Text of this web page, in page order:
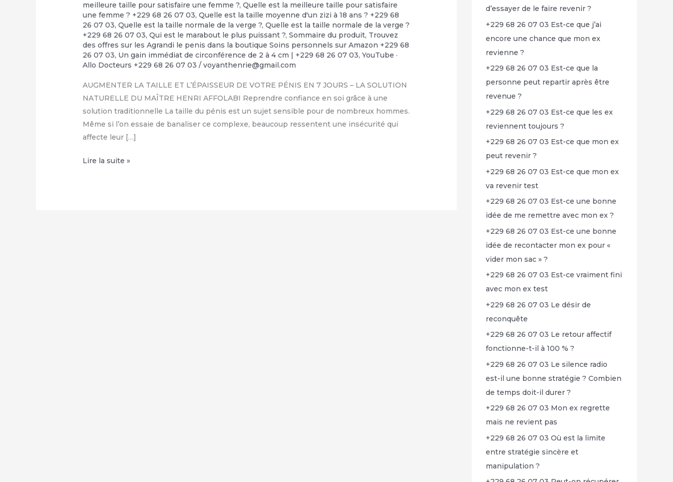
meilleure taille pour satisfaire une femme ?,Quelle est la meilleure taille pour satisfaire
une femme ? +229 68 26 07 03,Quelle est la taille moyenne d'un zizi à 18 ans ? +229 68
26 07 03,Quelle est la taille normale de la verge ?,Quelle est la taille normale de la verge ?
+229 68 26 07 03,Qui est le marabout le plus puissant ?,Sommaire du produit, Trouvez
des offres sur les Agrandi le penis dans la boutique Soins personnels sur Amazon +229 68
26 07 03, Un gain immédiat de circonférence de 2 à 4 cm | +229 68 26 07 03,YouTube ·
Allo Docteurs +229 68 26 07 03 /voyanthenrie@gmail.com
AUGMENTER LA TAILLE ET L’ÉPAISSEUR DE VOTRE PÉNIS EN 7 JOURS – LA SOLUTION
NATURELLE DU MAÎTRE HENRI AFFOLABI Reprendre confiance en soi grâce à une
solution traditionnelle La taille du pénis est un sujet sensible pour de nombreux hommes.
Même si l’on essaie de banaliser ce complexe, beaucoup ressentent une insécurité qui
affecte leur […]
COMMENT
Lire la suite »
d’essayer de le faire revenir ?
+229 68 26 07 03 Est-ce que j’ai
encore une chance que mon ex
revienne ?
+229 68 26 07 03 Est-ce que la
personne peut repartir après être
revenue ?
+229 68 26 07 03 Est-ce que les ex
reviennent toujours ?
+229 68 26 07 03 Est-ce que mon ex
peut revenir ?
+229 68 26 07 03 Est-ce que mon ex
va revenir test
+229 68 26 07 03 Est-ce une bonne
idée de me remettre avec mon ex ?
+229 68 26 07 03 Est-ce une bonne
idée de recontacter mon ex pour «
vider mon sac » ?
+229 68 26 07 03 Est-ce vraiment fini
avec mon ex test
+229 68 26 07 03 Le désir de
reconquête
+229 68 26 07 03 Le retour affectif
fonctionne-t-il à 100 % ?
+229 68 26 07 03 Le silence radio
est-il une bonne stratégie ? Combien
de temps doit-il durer ?
+229 68 26 07 03 Mon ex regrette
mais ne revient pas
+229 68 26 07 03 Où est la limite
entre stratégie sincère et
manipulation ?